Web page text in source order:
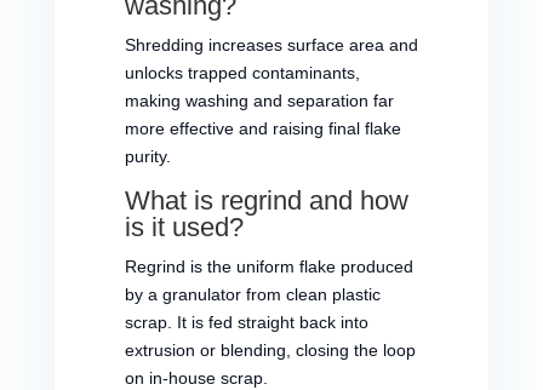
Shredding increases surface area and
unlocks trapped contaminants,
making washing and separation far
more effective and raising final flake
purity.
What is regrind and how
is it used?
Regrind is the uniform flake produced
by a granulator from clean plastic
scrap. It is fed straight back into
extrusion or blending, closing the loop
on in-house scrap.